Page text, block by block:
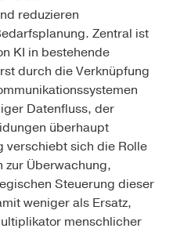
reduzieren
Zentral ist
KI in bestehende
durch die Verknüpfung
Datenfluss, der
überhaupt
verschiebt sich die Rolle
zur Überwachung,
Steuerung dieser
weniger als Ersatz,
menschlicher